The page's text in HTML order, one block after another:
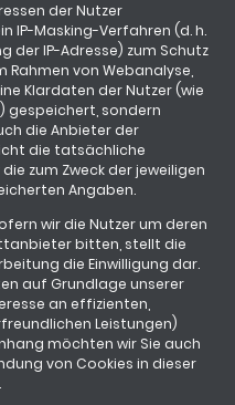
der Nutzer
IP-Masking-Verfahren (d. h.
der IP-Adresse) zum Schutz
Rahmen von Webanalyse,
Klardaten der Nutzer (wie
gespeichert, sondern
die Anbieter der
die tatsächliche
zum Zweck der jeweiligen
Angaben.
wir die Nutzer um deren
bitten, stellt die
die Einwilligung dar.
auf Grundlage unserer
an effizienten,
Leistungen)
möchten wir Sie auch
von Cookies in dieser